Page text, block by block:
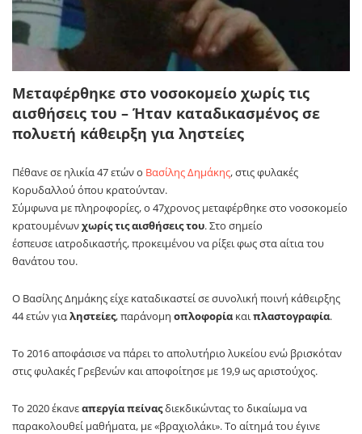
Μεταφέρθηκε στο νοσοκομείο χωρίς τις
αισθήσεις του – Ήταν καταδικασμένος σε
πολυετή κάθειρξη για ληστείες
Πέθανε σε ηλικία 47 ετών ο Βασίλης Δημάκης, στις φυλακές
Κορυδαλλού όπου κρατούνταν.
Σύμφωνα με πληροφορίες, ο 47χρονος μεταφέρθηκε στο νοσοκομείο
κρατουμένωνχωρίς τις αισθήσεις του. Στο σημείο
έσπευσε ιατροδικαστής, προκειμένου να ρίξει φως στα αίτια του
θανάτου του.
Ο Βασίλης Δημάκης είχε καταδικαστεί σε συνολική ποινή κάθειρξης
44 ετών γιαληστείες, παράνομη οπλοφορία καιπλαστογραφία.
Το 2016 αποφάσισε να πάρει το απολυτήριο λυκείου ενώ βρισκόταν
στις φυλακές Γρεβενών και αποφοίτησε με 19,9 ως αριστούχος.
Το 2020 έκανεαπεργία πείναςδιεκδικώντας το δικαίωμα να
παρακολουθεί μαθήματα, με «βραχιολάκι». Το αίτημά του έγινε